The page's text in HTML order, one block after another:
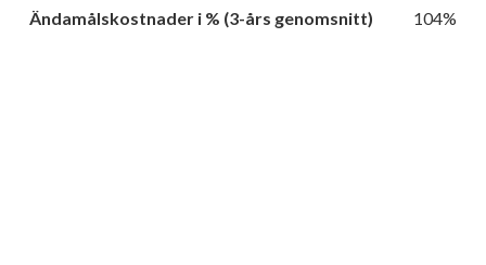
Ändamålskostnader i % (3-års genomsnitt) 104%